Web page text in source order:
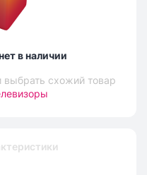
в наличии
выбрать схожий товар